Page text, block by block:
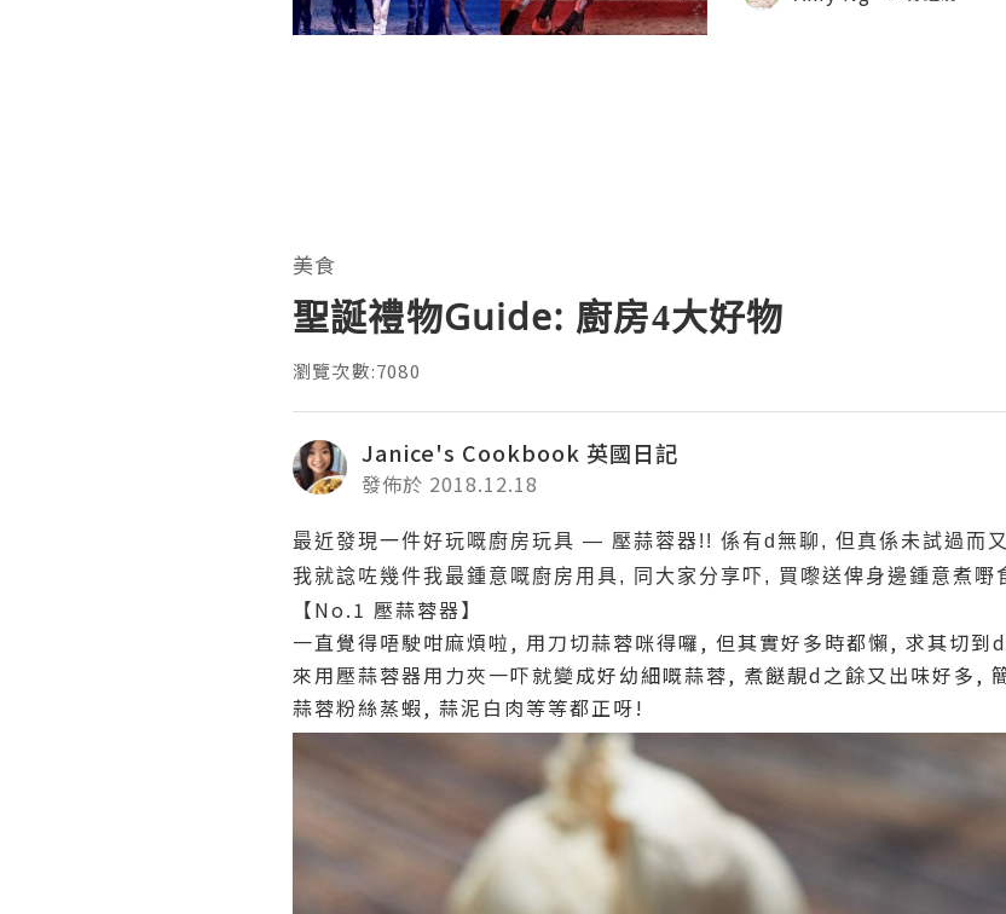
馬、荷蘭溫血馬、威爾斯小馬
美食
聖誕禮物Guide: 廚房4大好物
瀏覽次數:7080
Janice's Cookbook 英國日記
發佈於 2018.12.18
最近發現一件好玩嘅廚房玩具 — 壓蒜蓉器!! 係有d無聊, 但真係未試過而
我就諗咗幾件我最鍾意嘅廚房用具, 同大家分享吓, 買嚟送俾身邊鍾意煮嘢
【No.1 壓蒜蓉器】
一直覺得唔駛咁麻煩啦, 用刀切蒜蓉咪得囉, 但其實好多時都懶, 求其切到
來用壓蒜蓉器用力夾一吓就變成好幼細嘅蒜蓉, 煮餸靚d之餘又出味好多,
蒜蓉粉絲蒸蝦, 蒜泥白肉等等都正呀!